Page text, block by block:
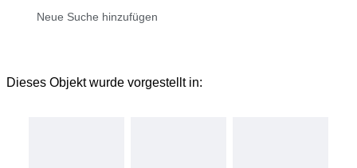
Dieses Objekt wurde vorgestellt in: